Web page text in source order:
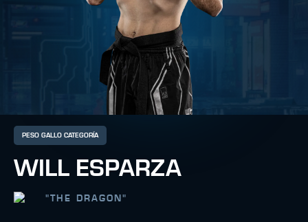
PESO GALLO CATEGORÍA
WILL ESPARZA
"THE DRAGON"